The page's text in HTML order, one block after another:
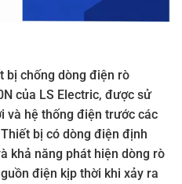
bị chống dòng điện rò
của LS Electric, được sử
và hệ thống điện trước các
bị có dòng điện định
khả năng phát hiện dòng rò
điện kịp thời khi xảy ra